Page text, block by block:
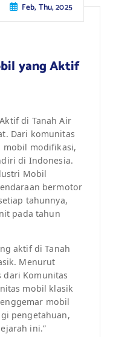
Feb, Thu, 2025
yang Aktif
di Tanah Air
Dari komunitas
mobil modifikasi,
di Indonesia.
Mobil
bermotor
tahunnya,
pada tahun
aktif di Tanah
Menurut
dari Komunitas
mobil klasik
mobil
pengetahuan,
ini.”